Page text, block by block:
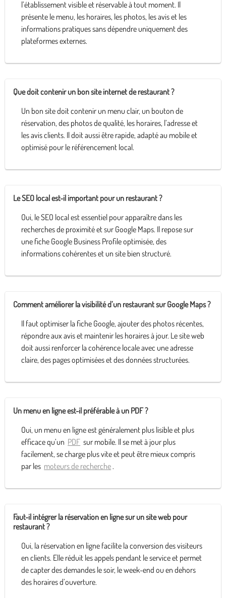
l’établissement visible et réservable à tout moment. Il
présente le menu, les horaires, les photos, les avis et les
informations pratiques sans dépendre uniquement des
plateformes externes.
Que doit contenir un bon site internet de restaurant ?
Un bon site doit contenir un menu clair, un bouton de
réservation, des photos de qualité, les horaires, l’adresse et
les avis clients. Il doit aussi être rapide, adapté au mobile et
optimisé pour le référencement local.
Le SEO local est-il important pour un restaurant ?
Oui, le SEO local est essentiel pour apparaître dans les
recherches de proximité et sur Google Maps. Il repose sur
une fiche Google Business Profile optimisée, des
informations cohérentes et un site bien structuré.
Comment améliorer la visibilité d’un restaurant sur Google Maps ?
Il faut optimiser la fiche Google, ajouter des photos récentes,
répondre aux avis et maintenir les horaires à jour. Le site web
doit aussi renforcer la cohérence locale avec une adresse
claire, des pages optimisées et des données structurées.
Un menu en ligne est-il préférable à un PDF ?
Oui, un menu en ligne est généralement plus lisible et plus
efficace qu’un PDF sur mobile. Il se met à jour plus
facilement, se charge plus vite et peut être mieux compris
par les moteurs de recherche .
Faut-il intégrer la réservation en ligne sur un site web pour
restaurant ?
Oui, la réservation en ligne facilite la conversion des visiteurs
en clients. Elle réduit les appels pendant le service et permet
de capter des demandes le soir, le week-end ou en dehors
des horaires d’ouverture.